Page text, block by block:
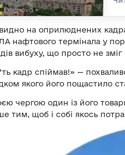
на оприлюднених
нафтового термінала у
вибуху, що просто не
кадр спіймав!» —
якого його пощастило
чергою один із його
тим, щоб і собі якось